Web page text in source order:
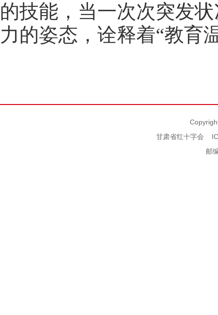
的技能，当一次次突发
力的姿态，诠释着“教育
甘肃省红十字会
邮